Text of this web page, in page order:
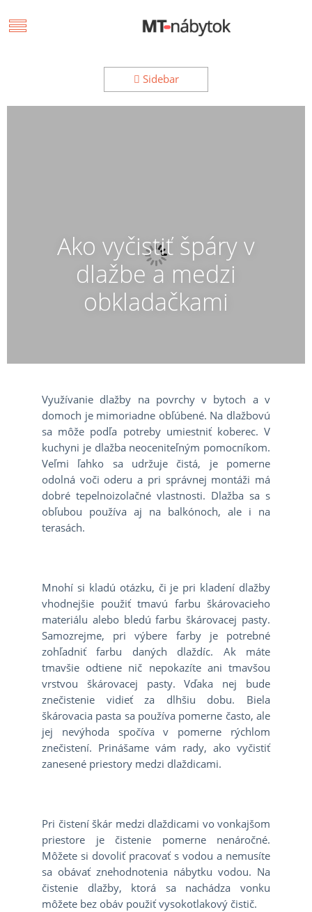
Sidebar
Ako vyčistiť špáry v
dlažbe a medzi
obkladačkami
Využívanie dlažby na povrchy v bytoch a v
domoch je mimoriadne obľúbené. Na dlažbovú
sa môže podľa potreby umiestniť koberec. V
kuchyni je dlažba neoceniteľným pomocníkom.
Veľmi ľahko sa udržuje čistá, je pomerne
odolná voči oderu a pri správnej montáži má
dobré tepelnoizolačné vlastnosti. Dlažba sa s
obľubou používa aj na balkónoch, ale i na
terasách.
Mnohí si kladú otázku, či je pri kladení dlažby
vhodnejšie použiť tmavú farbu škárovacieho
materiálu alebo bledú farbu škárovacej pasty.
Samozrejme, pri výbere farby je potrebné
zohľadniť farbu daných dlaždíc. Ak máte
tmavšie odtiene nič nepokazíte ani tmavšou
vrstvou škárovacej pasty. Vďaka nej bude
znečistenie vidieť za dlhšiu dobu. Biela
škárovacia pasta sa používa pomerne často, ale
jej nevýhoda spočíva v pomerne rýchlom
znečistení. Prinášame vám rady, ako vyčistiť
zanesené priestory medzi dlaždicami.
Pri čistení škár medzi dlaždicami vo vonkajšom
priestore je čistenie pomerne nenáročné.
Môžete si dovoliť pracovať s vodou a nemusíte
sa obávať znehodnotenia nábytku vodou. Na
čistenie dlažby, ktorá sa nachádza vonku
môžete bez obáv použiť vysokotlakový čistič.